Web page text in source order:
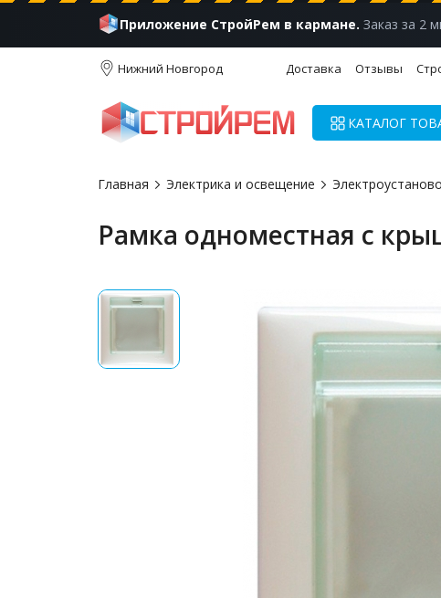
Приложение СтройРем в кармане. Заказ за 2
Нижний Новгород Доставка Отзывы
КАТАЛОГ
Главная Электрика и освещение
Рамка одноместная с